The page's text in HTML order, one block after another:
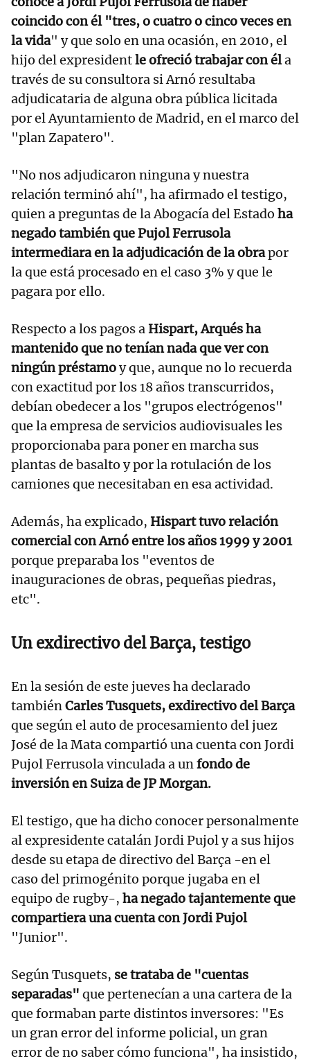
coincido con él "tres, o cuatro o cinco veces en
la vida" y que solo en una ocasión, en 2010, el
hijo del expresidentle ofreció trabajar con éla
través de su consultora si Arnó resultaba
adjudicataria de alguna obra pública licitada
por el Ayuntamiento de Madrid, en el marco del
"plan Zapatero".
"No nos adjudicaron ninguna y nuestra
relación terminó ahí", ha afirmado el testigo,
quien a preguntas de la Abogacía del Estado ha
negado también que Pujol Ferrusola
intermediara en la adjudicación de la obrapor
la que está procesado en el caso 3% y que le
pagara por ello.
Respecto a los pagos a Hispart, Arqués ha
mantenido que no tenían nada que ver con
ningún préstamoy que, aunque no lo recuerda
con exactitud por los 18 años transcurridos,
debían obedecer a los "grupos electrógenos"
que la empresa de servicios audiovisuales les
proporcionaba para poner en marcha sus
plantas de basalto y por la rotulación de los
camiones que necesitaban en esa actividad.
Además, ha explicado, Hispart tuvo relación
comercial con Arnó entre los años 1999 y 2001
porque preparaba los "eventos de
inauguraciones de obras, pequeñas piedras,
etc".
Un exdirectivo del Barça, testigo
En la sesión de este jueves ha declarado
tambiénCarles Tusquets, exdirectivo del Barça
que según el auto de procesamiento del juez
José de la Mata compartió una cuenta con Jordi
Pujol Ferrusola vinculada a unfondo de
inversión en Suiza de JP Morgan.
El testigo, que ha dicho conocer personalmente
al expresidente catalán Jordi Pujol y a sus hijos
desde su etapa de directivo del Barça -en el
caso del primogénito porque jugaba en el
equipo de rugby-, ha negado tajantemente que
compartiera una cuenta con Jordi Pujol
"Junior".
Según Tusquets, se trataba de "cuentas
separadas" que pertenecían a una cartera de la
que formaban parte distintos inversores: "Es
un gran error del informe policial, un gran
error de no saber cómo funciona", ha insistido,